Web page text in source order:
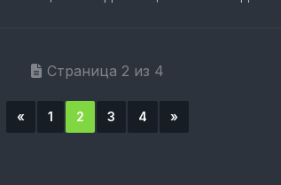
Страница 2 из 4
« 1 2 3 4 »